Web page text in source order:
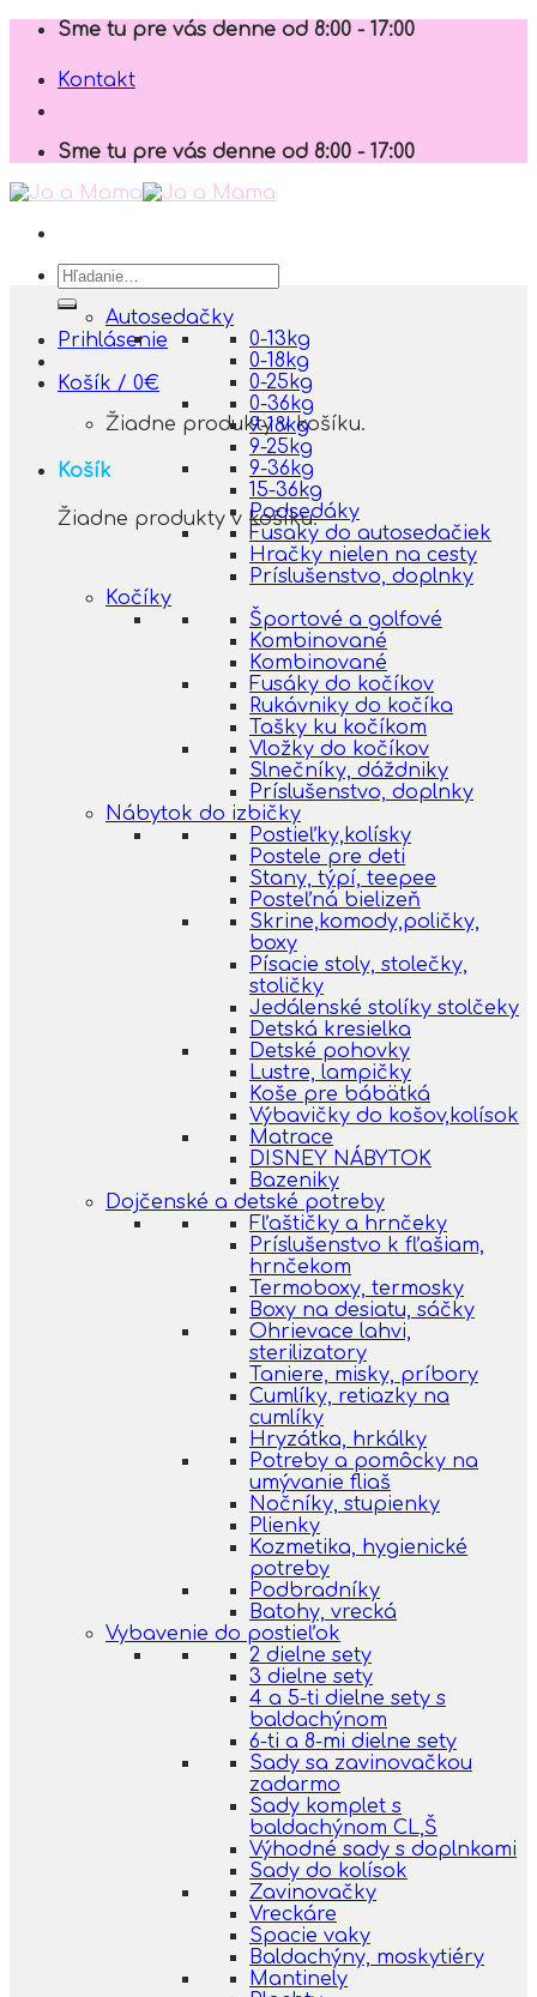
Skip
content
Sme tu pre vás denne od 8:00 - 17:00
Kontakt
Sme tu pre vás denne od 8:00 - 17:00
Hľadať:
Prihlásenie
Košík / 0€
Žiadne produkty v košíku.
Košík
Žiadne produkty v košíku.
Autosedačky
0-13kg
0-18kg
0-25kg
0-36kg
9-18kg
9-25kg
9-36kg
15-36kg
Podsedáky
Fusaky do autosedačiek
Hračky nielen na cesty
Príslušenstvo, doplnky
Kočíky
Športové a golfové
Kombinované
Kombinované
Fusáky do kočíkov
Rukávniky do kočíka
Tašky ku kočíkom
Vložky do kočíkov
Slnečníky, dáždniky
Príslušenstvo, doplnky
Nábytok do izbičky
Postieľky,kolísky
Postele pre deti
Stany, týpí, teepee
Posteľná bielizeň
Skrine,komody,poličky,
boxy
Písacie stoly, stolečky,
stoličky
Jedálenské stolíky stolčeky
Detská kresielka
Detské pohovky
Lustre, lampičky
Koše pre bábätká
Výbavičky do košov,kolísok
Matrace
DISNEY NÁBYTOK
Bazeniky
Dojčenské a detské potreby
Fľaštičky a hrnčeky
Príslušenstvo k fľašiam,
hrnčekom
Termoboxy, termosky
Boxy na desiatu, sáčky
Ohrievace lahvi,
sterilizatory
Taniere, misky, príbory
Cumlíky, retiazky na
cumlíky
Hryzátka, hrkálky
Potreby a pomôcky na
umývanie fliaš
Nočníky, stupienky
Plienky
Kozmetika, hygienické
potreby
Podbradníky
Batohy, vrecká
Vybavenie do postieľok
2 dielne sety
3 dielne sety
4 a 5-ti dielne sety s
baldachýnom
6-ti a 8-mi dielne sety
Sady sa zavinovačkou
zadarmo
Sady komplet s
baldachýnom CL,Š
Výhodné sady s doplnkami
Sady do kolísok
Zavinovačky
Vreckáre
Spacie vaky
Baldachýny, moskytiéry
Mantinely